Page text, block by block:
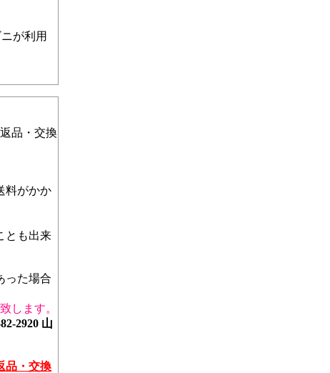
が利用
品・交換
料がかか
とも出来
った場合
します。
2920 山
品・交換